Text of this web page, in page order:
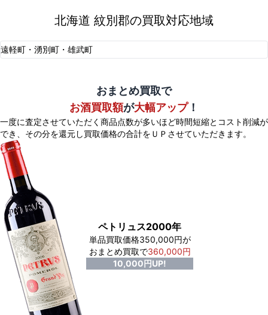
北海道 紋別郡の買取対応地域
遠軽町・湧別町・雄武町
おまとめ買取で
お酒買取額が大幅アップ！
一度に査定させていただく商品点数が多いほど時間短縮とコスト削減が
でき、 その分を還元し買取価格の合計をＵＰさせていただきます。
ペトリュス2000年
単品買取価格350,000円が
おまとめ買取で360,000円
10,000円UP!